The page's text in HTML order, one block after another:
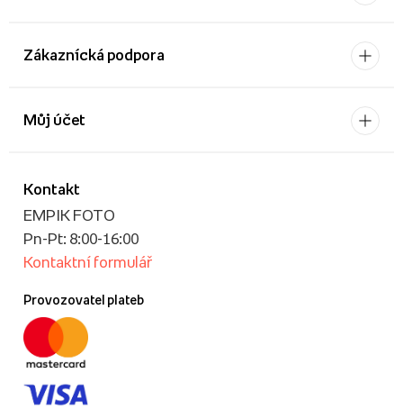
Zákaznícká podpora
Kontakt
EMPIK FOTO
Pn-Pt: 8:00-16:00
Kontaktní formulář
Provozovatel plateb
Můj účet